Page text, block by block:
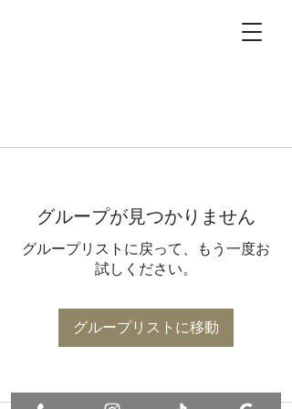
グループが見つかりません
グループリストに戻って、もう一度お
試しください。
グループリストに移動